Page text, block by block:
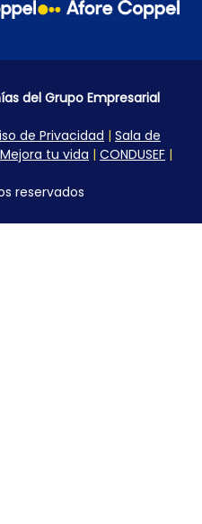
del Grupo Empresarial
de Privacidad | Sala de
Mejora tu vida | CONDUSEF |
reservados